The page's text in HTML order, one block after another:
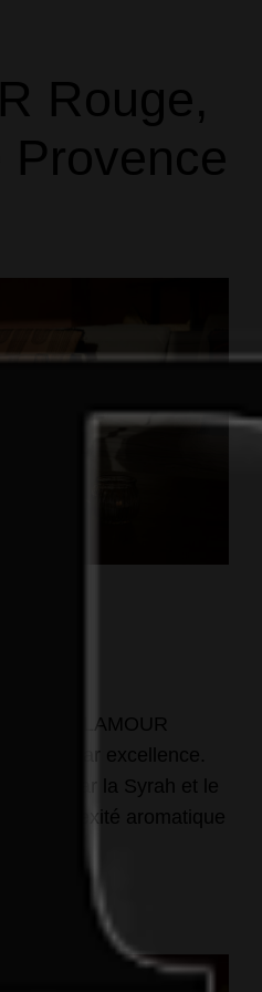
Rouge,
Provence
LAMOUR
plaisir par excellence.
par la Syrah et le
complexité aromatique